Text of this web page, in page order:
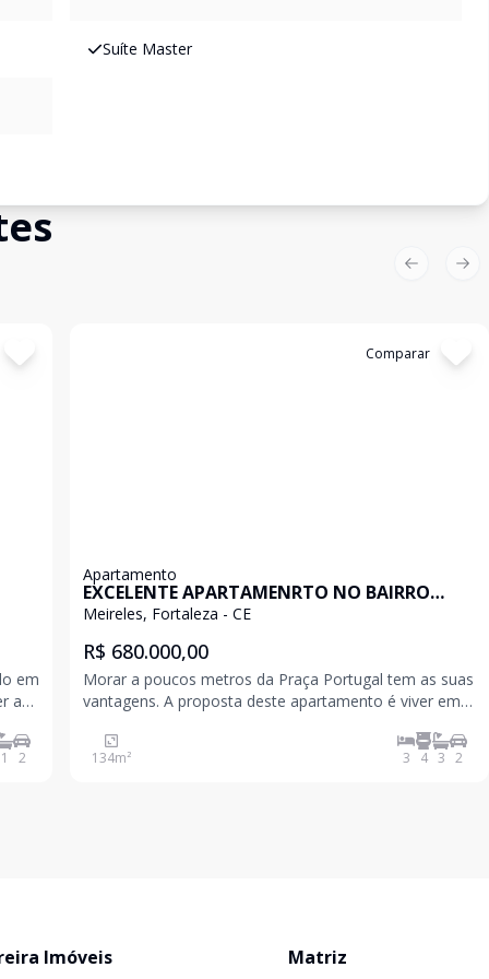
Suíte Master
em
as
1 2
Comparar
Apartamento
EXCELENTE APARTAMENRTO NO BAIRRO
NOBRE - Meireles - Fortaleza/CE
Meireles, Fortaleza - CE
R$ 680.000,00
Morar a poucos metros da Praça Portugal tem as suas
vantagens. A proposta deste apartamento é viver em
comércios, sem abrir mão da tranquilidade e do
conforto. 133m² 3 suítes Dce Completa Entrada
134m² 3 4 3 2
Previous
Imóveis Matriz